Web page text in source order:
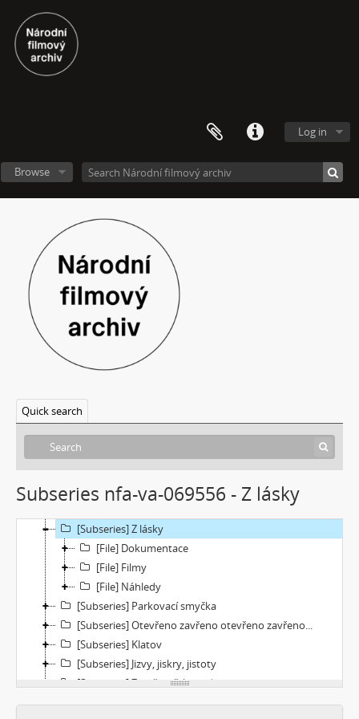
Log in
Browse
Quick search
Subseries nfa-va-069556 - Z lásky
[Subseries] Karamel je cukr, co už se neuzdraví
[Subseries] Bosákové hody
[Subseries] Suchá u Nejdku
[Subseries] Wilsonova svatba
[Subseries] Džbány Franze Maxery v hospodě U Lojzy
[Subseries] Zkušebna v Argentinské
[Subseries] Hanibalova svatba
[Subseries] Klukovice, Bondy
[Subseries] Samizdat
[Subseries] Psychodrama
[Subseries] Mumlava
[Subseries] Zívrovy Prachovské skály
[Subseries] Cesta
[Subseries] Javorovým dolem
[Subseries] Milada
[Subseries] Hřiště
[Subseries] Image Maker
[Subseries] Možná
[Subseries] Z lásky
[File] Dokumentace
[File] Filmy
[File] Náhledy
[Subseries] Parkovací smyčka
[Subseries] Otevřeno zavřeno otevřeno zavřeno...
[Subseries] Klatov
[Subseries] Jizvy, jiskry, jistoty
[Subseries] Země, světlo, vzduch
[Subseries] Painting